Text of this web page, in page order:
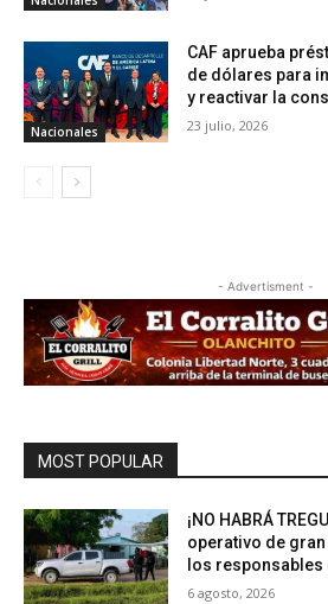
Nacionales
CAF aprueba
de dólares para
y reactivar la
23 julio, 2026
- Advertisment -
MOST POPULAR
¡NO HABRÁ
operativo de
los
6 agosto, 2026